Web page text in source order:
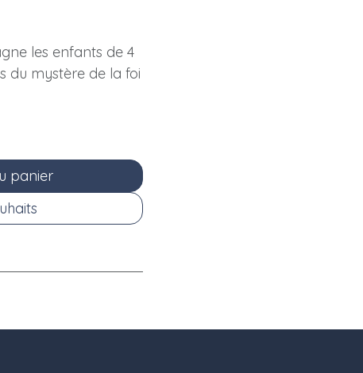
les enfants de 4
du mystère de la foi
panier